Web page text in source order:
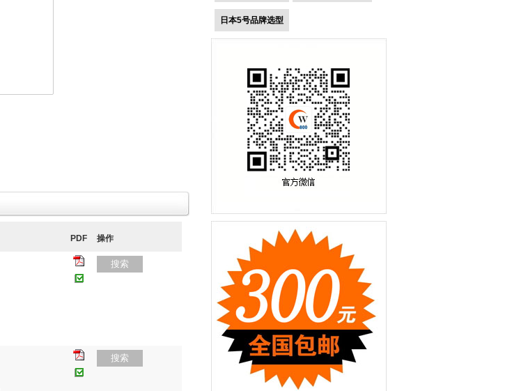
PDF 操作
搜索
搜索
日本5号品牌选型